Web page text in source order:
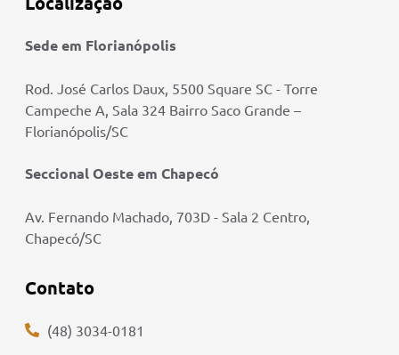
Sede em Florianópolis
Rod. José Carlos Daux, 5500 Square SC - Torre
Campeche A, Sala 324 Bairro Saco Grande –
Florianópolis/SC
Seccional Oeste em Chapecó
Av. Fernando Machado, 703D - Sala 2 Centro,
Chapecó/SC
Contato
(48) 3034-0181